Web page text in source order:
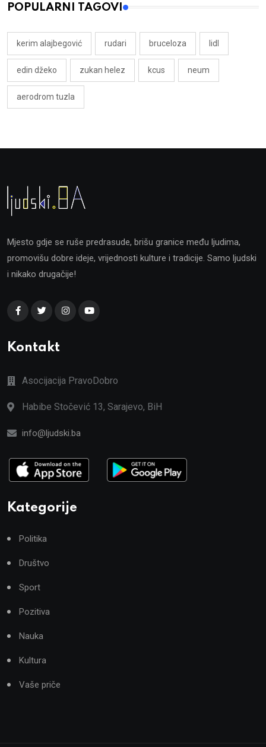
POPULARNI TAGOVI
kerim alajbegović rudari bruceloza lidl
edin džeko zukan helez kcus neum
aerodrom tuzla
Mjesto gdje se ruše predrasude, brišu granice među ljudima,
promovišu dobre ideje, vrijednosti kulture i tradicije. Samo ljudski
i nikako drugačije!
Kontakt
Asocijacija PravoDobro
Habibe Stočević 13, Sarajevo, BiH
info@ljudski.ba
Kategorije
Politika
Društvo
Sport
Pozitiva
Nauka
Kultura
Vaše priče